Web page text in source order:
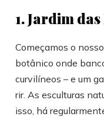
1. Jardim
Começamos o
botânico onde
curvilíneos – e um
rir. As esculturas
isso, há